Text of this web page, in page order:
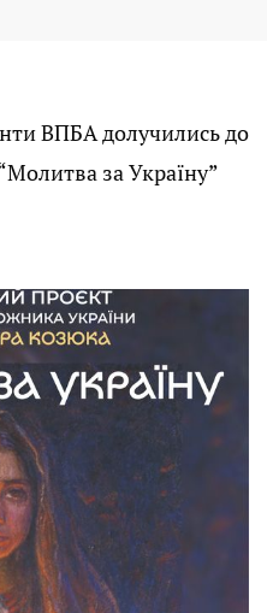
ВПБА долучились до
за Україну”